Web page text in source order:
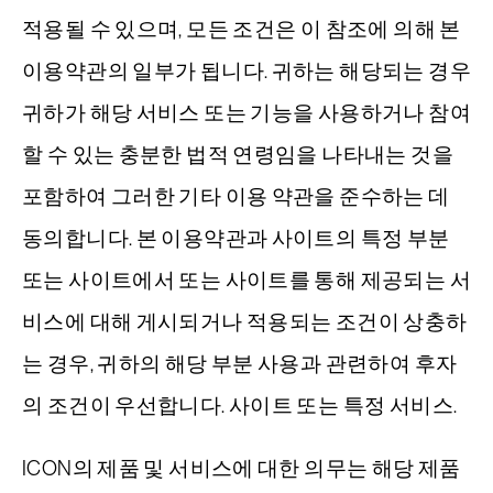
적용될 수 있으며, 모든 조건은 이 참조에 의해 본
이용약관의 일부가 됩니다. 귀하는 해당되는 경우
귀하가 해당 서비스 또는 기능을 사용하거나 참여
할 수 있는 충분한 법적 연령임을 나타내는 것을
포함하여 그러한 기타 이용 약관을 준수하는 데
동의합니다. 본 이용약관과 사이트의 특정 부분
또는 사이트에서 또는 사이트를 통해 제공되는 서
비스에 대해 게시되거나 적용되는 조건이 상충하
는 경우, 귀하의 해당 부분 사용과 관련하여 후자
의 조건이 우선합니다. 사이트 또는 특정 서비스.
ICON의 제품 및 서비스에 대한 의무는 해당 제품